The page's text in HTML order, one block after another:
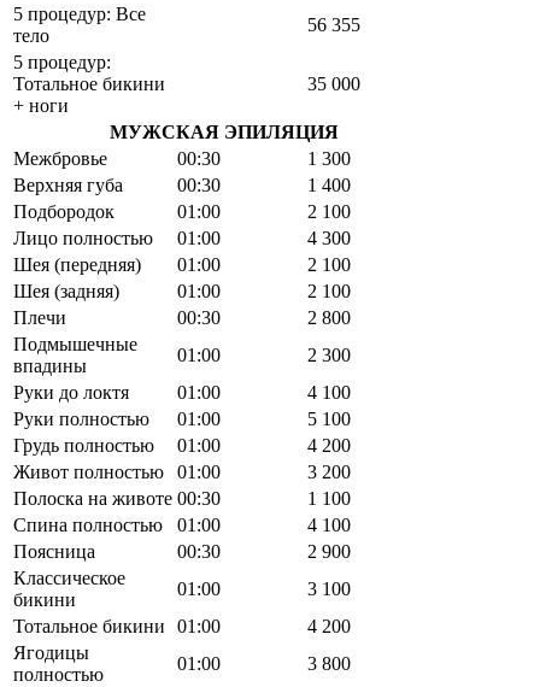
5 процедур: Все
тело
56 355
5 процедур:
Тотальное бикини
+ ноги
35 000
МУЖСКАЯ ЭПИЛЯЦИЯ
Межбровье
00:30
1 300
Верхняя губа
00:30
1 400
Подбородок
01:00
2 100
Лицо полностью
01:00
4 300
Шея (передняя)
01:00
2 100
Шея (задняя)
01:00
2 100
Плечи
00:30
2 800
Подмышечные
впадины
01:00
2 300
Руки до локтя
01:00
4 100
Руки полностью
01:00
5 100
Грудь полностью
01:00
4 200
Живот полностью
01:00
3 200
Полоска на животе 00:30
1 100
Спина полностью
01:00
4 100
Поясница
00:30
2 900
Классическое
бикини
01:00
3 100
Тотальное бикини
01:00
4 200
Ягодицы
полностью
01:00
3 800